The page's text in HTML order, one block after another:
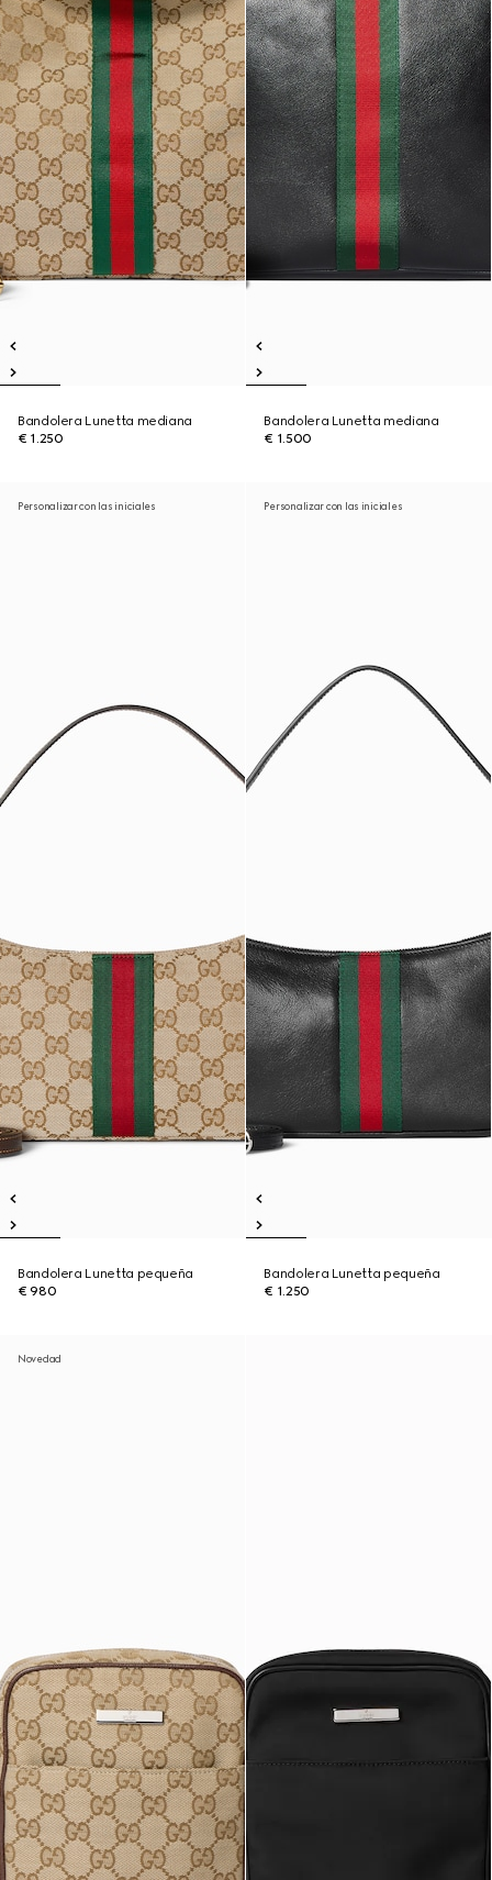
Bandolera Lunetta mediana
€ 1.250
Bandolera Lunetta mediana
€ 1.500
Personalizar con las iniciales
Bandolera Lunetta pequeña
€ 980
Personalizar con las iniciales
Bandolera Lunetta pequeña
€ 1.250
Novedad